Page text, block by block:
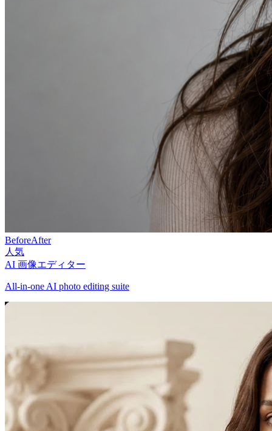
BeforeAfter
人気
AI 画像エディター
All-in-one AI photo editing suite